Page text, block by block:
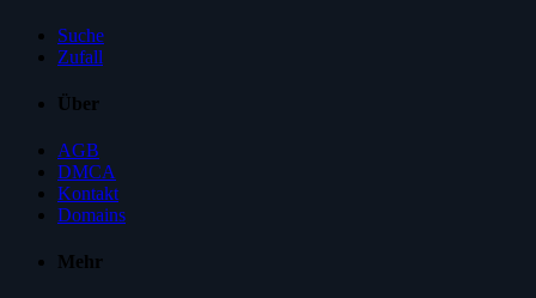
Suche
Zufall
Über
AGB
DMCA
Kontakt
Domains
Mehr